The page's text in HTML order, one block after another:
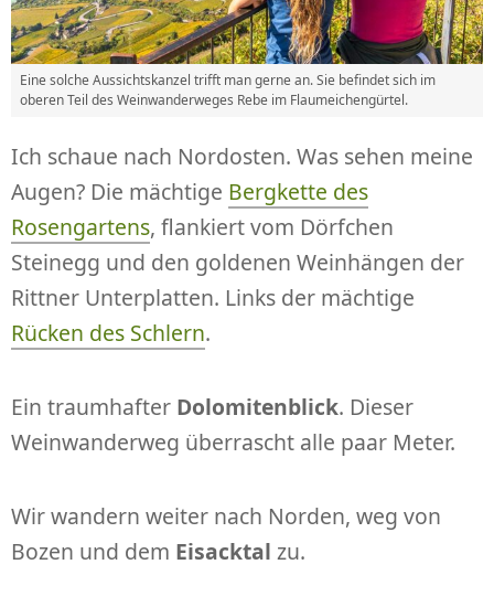
Eine solche Aussichtskanzel trifft man gerne an. Sie befindet sich im
oberen Teil des Weinwanderweges Rebe im Flaumeichengürtel.
Ich schaue nach Nordosten. Was sehen meine
Augen? Die mächtige Bergkette des
Rosengartens, flankiert vom Dörfchen
Steinegg und den goldenen Weinhängen der
Rittner Unterplatten. Links der mächtige
Rücken des Schlern.
Ein traumhafter Dolomitenblick. Dieser
Weinwanderweg überrascht alle paar Meter.
Wir wandern weiter nach Norden, weg von
Bozen und dem Eisacktal zu.